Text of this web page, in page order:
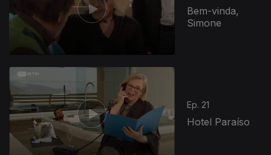
Bem-vinda,
Simone
Ep. 21
Hotel Paraíso